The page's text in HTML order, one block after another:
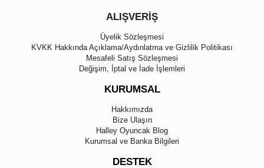
ALIŞVERİŞ
Üyelik Sözleşmesi
KVKK Hakkında Açıklama/Aydınlatma ve Gizlilik Politikası
Mesafeli Satış Sözleşmesi
Değişim, İptal ve İade İşlemleri
KURUMSAL
Hakkımızda
Bize Ulaşın
Halley Oyuncak Blog
Kurumsal ve Banka Bilgileri
DESTEK